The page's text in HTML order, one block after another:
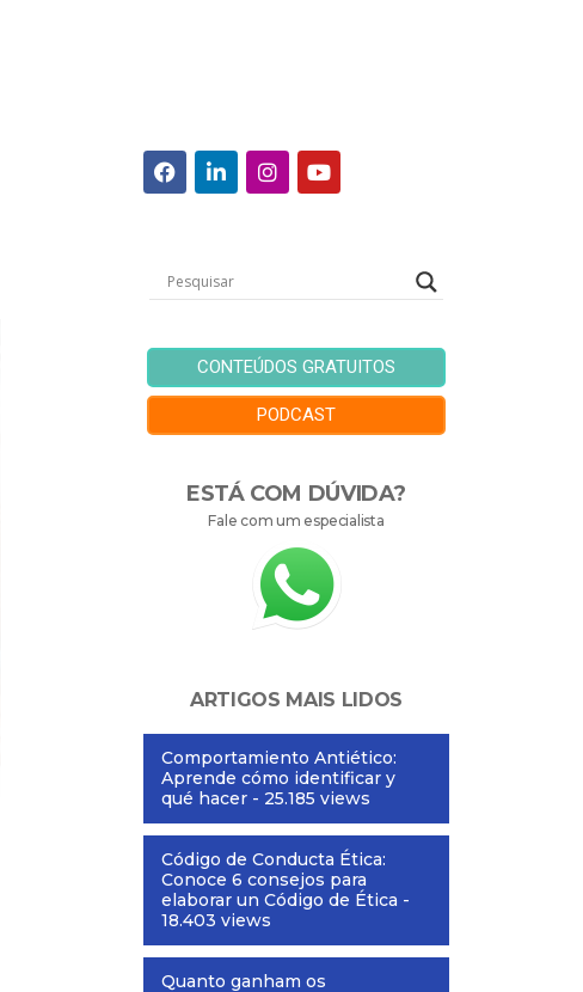
CONTEÚDOS GRATUITOS
PODCAST
ESTÁ COM DÚVIDA?
Fale com um especialista
ARTIGOS MAIS LIDOS
Comportamiento Antiético:
Aprende cómo identificar y
qué hacer - 25.185 views
Código de Conducta Ética:
Conoce 6 consejos para
elaborar un Código de Ética -
18.403 views
Quanto ganham os